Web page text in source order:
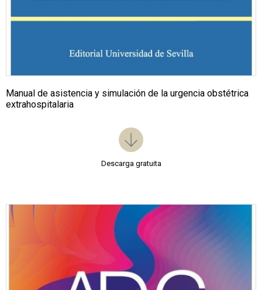
Manual de asistencia y simulación de la urgencia obstétrica
extrahospitalaria
Descarga gratuita